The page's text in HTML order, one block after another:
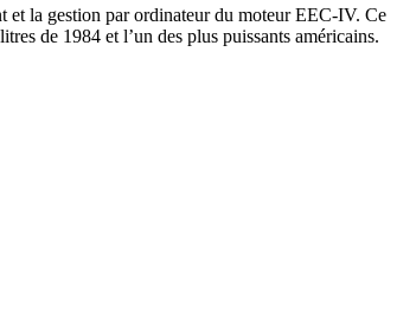
la gestion par ordinateur du moteur EEC-IV. Ce
de 1984 et l’un des plus puissants américains.